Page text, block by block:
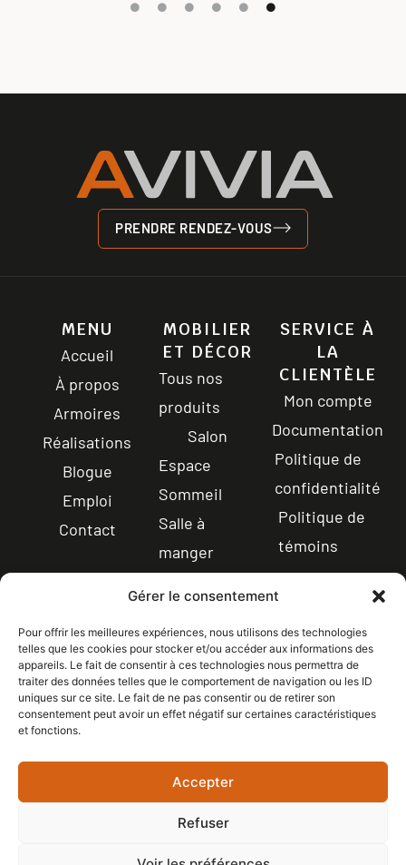
Gérer le consentement
Pour offrir les meilleures expériences, nous utilisons des technologies
telles que les cookies pour stocker et/ou accéder aux informations des
appareils. Le fait de consentir à ces technologies nous permettra de
traiter des données telles que le comportement de navigation ou les ID
uniques sur ce site. Le fait de ne pas consentir ou de retirer son
consentement peut avoir un effet négatif sur certaines caractéristiques
et fonctions.
Accepter
Refuser
PRENDRE RENDEZ-VOUS
MENU
Accueil
À propos
Armoires
Réalisations
Blogue
Emploi
Contact
MOBILIER
ET DÉCOR
Tous nos
produits
Salon
Espace
Sommeil
Salle à
manger
Robinetterie
SERVICE À
LA
CLIENTÈLE
Mon compte
Documentation
Politique de
confidentialité
Politique de
témoins
CONTACT
1 844-365-7821
LICENCE RBQ : 5608-